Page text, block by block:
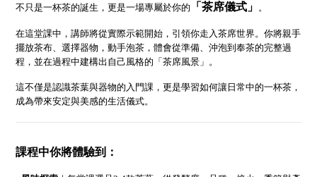
不只是一杯茶的誕生，更是一場專屬於你的
「茶席儀式」 。
在這堂課中，講師將從實際示範開始，引領你走入茶席世界。你將親手
擺放茶布、選擇器物，動手泡茶，體會從準備、沖泡到奉茶的完整過
程，並在過程中建構出自己風格的「茶席風景」。
這不僅是認識茶葉與器物的入門課，更是學習如何讓日常中的一杯茶，
成為帶來安定與美感的生活儀式。
課程中你將體驗到：